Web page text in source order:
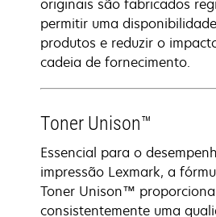
originais são fabricados
permitir uma
produtos e reduzir o
cadeia de fornecimento.
Toner Unison™
Essencial para o
impressão Lexmark, a
Toner Unison™ proporciona
consistentemente uma